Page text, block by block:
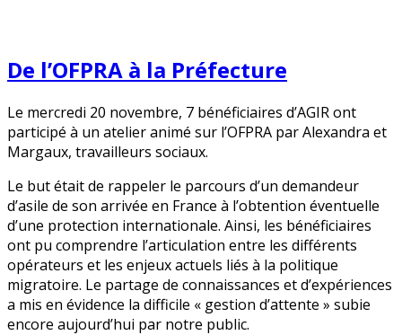
De l’OFPRA à la Préfecture
Le mercredi 20 novembre, 7 bénéficiaires d’AGIR ont
participé à un atelier animé sur l’OFPRA par Alexandra et
Margaux, travailleurs sociaux.
Le but était de rappeler le parcours d’un demandeur
d’asile de son arrivée en France à l’obtention éventuelle
d’une protection internationale. Ainsi, les bénéficiaires
ont pu comprendre l’articulation entre les différents
opérateurs et les enjeux actuels liés à la politique
migratoire. Le partage de connaissances et d’expériences
a mis en évidence la difficile « gestion d’attente » subie
encore aujourd’hui par notre public.